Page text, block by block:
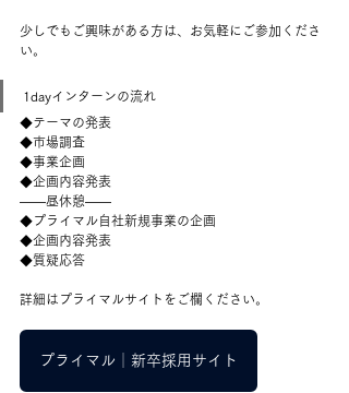
少しでもご興味がある方は、お気軽にご参加くださ
い。
1dayインターンの流れ
◆テーマの発表
◆市場調査
◆事業企画
◆企画内容発表
――昼休憩――
◆プライマル自社新規事業の企画
◆企画内容発表
◆質疑応答
詳細はプライマルサイトをご欄ください。
プライマル│新卒採用サイト